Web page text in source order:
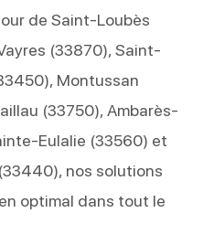
de Saint-Loubès
(33870), Saint-
Montussan
(33750), Ambarès-
Eulalie (33560) et
nos solutions
optimal dans tout le